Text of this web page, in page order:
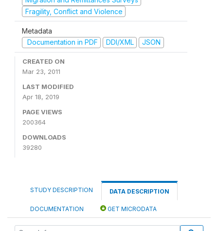
Fragility, Conflict and Violence
Metadata
Documentation in PDF
DDI/XML JSON
CREATED ON
Mar 23, 2011
LAST MODIFIED
Apr 18, 2019
PAGE VIEWS
200364
DOWNLOADS
39280
STUDY DESCRIPTION DATA DESCRIPTION
DOCUMENTATION GET MICRODATA